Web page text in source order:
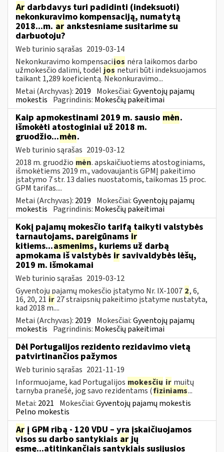
Ar darbdavys turi padidinti (indeksuoti)
nekonkuravimo kompensaciją, numatytą
2018...m. ar ankstesniame susitarime su
darbuotoju?
Web turinio sąrašas 2019-03-14
Nekonkuravimo kompensacijos nėra laikomos darbo
užmokesčio dalimi, todėl josneturi būti indeksuojamos
taikant 1,289 koeficientą. Nekonkuravimo...
Metai (Archyvas): 2019 Mokesčiai:Gyventojų pajamų
mokestis Pagrindinis: Mokesčių pakeitimai
Kaip apmokestinami 2019 m. sausio mėn.
išmokėti atostoginiai už 2018 m.
gruodžio...mėn.
Web turinio sąrašas 2019-03-12
2018 m. gruodžio mėn. apskaičiuotiems atostoginiams,
išmokėtiems 2019 m., vadovaujantis GPMĮ pakeitimo
įstatymo 7 str. 13 dalies nuostatomis, taikomas 15 proc.
GPM tarifas....
Metai (Archyvas): 2019 Mokesčiai:Gyventojų pajamų
mokestis Pagrindinis: Mokesčių pakeitimai
Kokį pajamų mokesčio tarifą taikyti valstybės
tarnautojams, pareigūnams ir
kitiems...asmenims, kuriems už darbą
apmokama iš valstybės ir savivaldybės lėšų,
2019 m. išmokamai
Web turinio sąrašas 2019-03-12
Gyventojų pajamų mokesčio įstatymo Nr. IX-1007 2, 6,
16, 20, 21 ir 27 straipsnių pakeitimo įstatyme nustatyta,
kad 2018 m....
Metai (Archyvas): 2019 Mokesčiai:Gyventojų pajamų
mokestis Pagrindinis: Mokesčių pakeitimai
Dėl Portugalijos rezidento rezidavimo vietą
patvirtinančios pažymos
Web turinio sąrašas 2021-11-19
Informuojame, kad Portugalijos mokesčių ir muitų
tarnyba pranešė, jog savo rezidentams (fiziniams...
Metai: 2021 Mokesčiai:Gyventojų pajamų mokestis
Pelno mokestis
Ar į GPM ribą - 120 VDU – yra įskaičiuojamos
visos su darbo santykiais arjų
esmę...atitinkančiais santykiais susijusios